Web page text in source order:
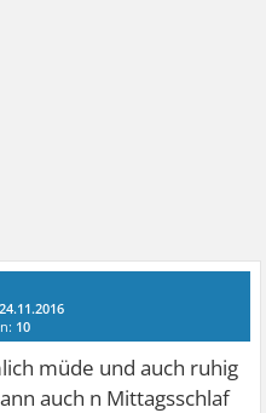
24.11.2016
10
müde und auch ruhig
auch n Mittagsschlaf